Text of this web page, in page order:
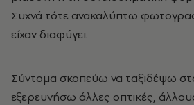
Συχνά τότε ανακαλύπτω
είχαν διαφύγει.
Σύντομα σκοπεύω να ταξιδέψω
εξερευνήσω άλλες οπτικές,